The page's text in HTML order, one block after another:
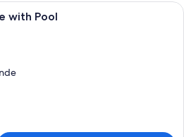
Una casa moderna frente a la playa
with Pool